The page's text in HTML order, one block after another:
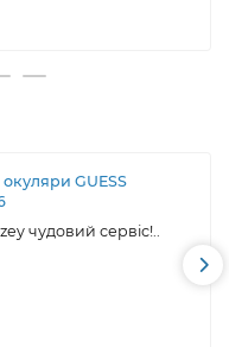
GUESS
чудовий сервіс!..